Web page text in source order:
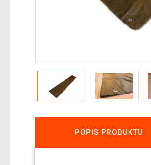
POPIS PRODUKTU